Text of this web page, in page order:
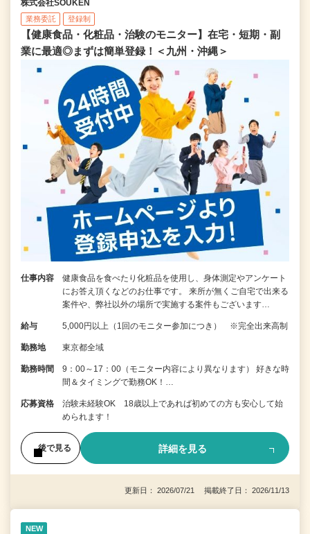
株式会社SOUKEN
業務委託 登録制
【健康食品・化粧品・治験のモニター】在宅・短期・副
業に最適◎まずは簡単登録！＜九州・沖縄＞
仕事内容
健康食品を食べたり化粧品を使用し、身体測定やアンケート
にお答え頂くなどのお仕事です。 来所が無くご自宅で出来る
案件や、弊社以外の場所で実施する案件もございます…
給与 5,000円以上（1回のモニター参加につき） ※完全出来高制
勤務地 東京都全域
勤務時間
9：00～17：00（モニター内容により異なります） 好きな時
間＆タイミングで勤務OK！…
応募資格
治験未経験OK 18歳以上であれば初めての方も安心して始
められます！
後で見る 詳細を見る
更新日： 2026/07/21 掲載終了日： 2026/11/13
NEW